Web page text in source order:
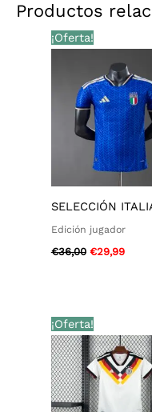
Productos
¡Oferta!
SELECCIÓN
Edición jugador
€36,00
El
precio
original
era:
€36,00.
€29,99
actual
es:
¡Oferta!
El
precio
original
era:
€39,00.
es: